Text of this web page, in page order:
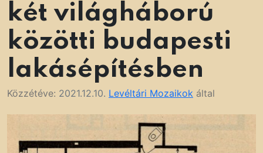
két világháború
közötti budapesti
lakásépítésben
Közzétéve: 2021.12.10. Levéltári Mozaikok által